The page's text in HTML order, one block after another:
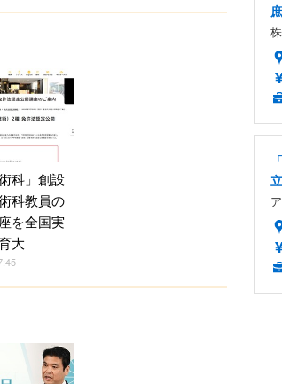
科」創設
科教員の
を全国実
大